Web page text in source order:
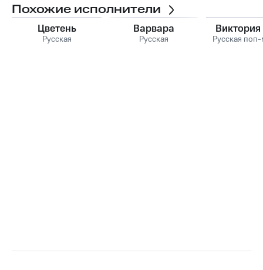
Похожие исполнители
Цветень
Русская
Варвара
Русская Русская